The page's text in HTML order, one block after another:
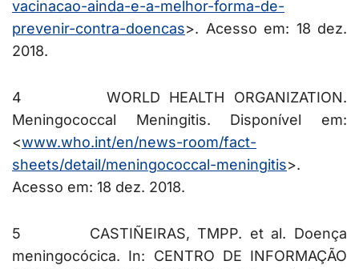
vacinacao-ainda-e-a-melhor-forma-de-
prevenir-contra-doencas>. Acesso em: 18 dez.
2018.
4 WORLD HEALTH ORGANIZATION.
Meningococcal Meningitis. Disponível em:
<www.who.int/en/news-room/fact-
sheets/detail/meningococcal-meningitis>.
Acesso em: 18 dez. 2018.
5 CASTIÑEIRAS, TMPP. et al. Doença
meningocócica. In: CENTRO DE INFORMAÇÃO